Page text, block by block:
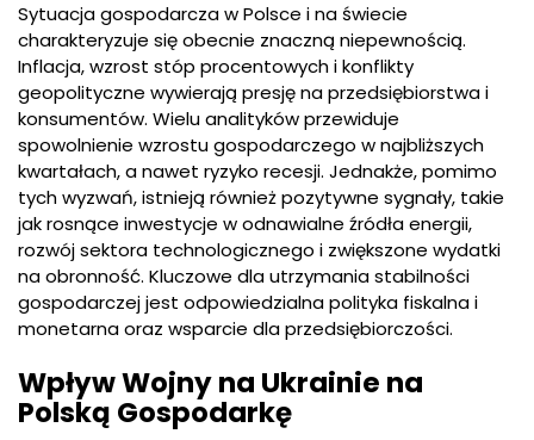
Sytuacja gospodarcza w Polsce i na świecie
charakteryzuje się obecnie znaczną niepewnością.
Inflacja, wzrost stóp procentowych i konflikty
geopolityczne wywierają presję na przedsiębiorstwa i
konsumentów. Wielu analityków przewiduje
spowolnienie wzrostu gospodarczego w najbliższych
kwartałach, a nawet ryzyko recesji. Jednakże, pomimo
tych wyzwań, istnieją również pozytywne sygnały, takie
jak rosnące inwestycje w odnawialne źródła energii,
rozwój sektora technologicznego i zwiększone wydatki
na obronność. Kluczowe dla utrzymania stabilności
gospodarczej jest odpowiedzialna polityka fiskalna i
monetarna oraz wsparcie dla przedsiębiorczości.
Wpływ Wojny na Ukrainie na
Polską Gospodarkę